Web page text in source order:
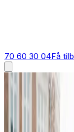
70 60 30 04Få
Ventilation tilbud i
Få tilbud